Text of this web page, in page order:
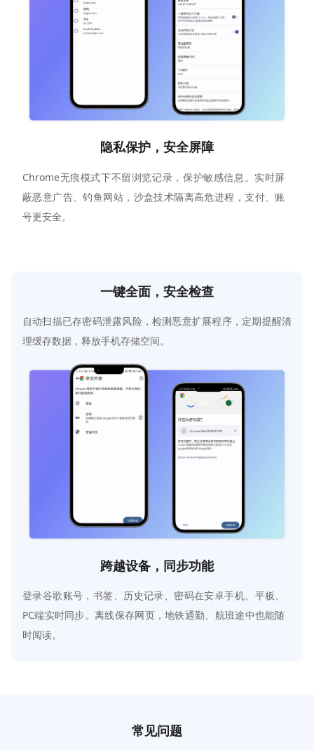
隐私保护，安全屏障
Chrome无痕模式下不留浏览记录，保护敏感信息。实时屏
蔽恶意广告、钓鱼网站，沙盒技术隔离高危进程，支付、账
号更安全。
一键全面，安全检查
自动扫描已存密码泄露风险，检测恶意扩展程序，定期提醒清
理缓存数据，释放手机存储空间。
跨越设备，同步功能
登录谷歌账号，书签、历史记录、密码在安卓手机、平板、
PC端实时同步。离线保存网页，地铁通勤、航班途中也能随
时阅读。
常见问题